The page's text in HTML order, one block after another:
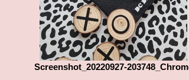
Screenshot_20220927-203748_Chrome